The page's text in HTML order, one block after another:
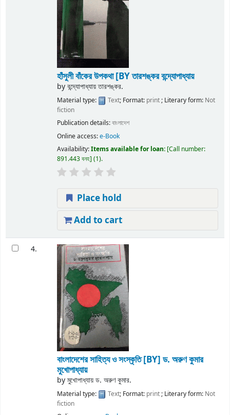
হাঁসুলী বাঁকের উপকথা[BY তারশঙ্কর বন্দ্যোপাধ্যায়
byবন্দ্যোপাধ্যায় তারশঙ্কর.
Material type: Text; Format: print; Literary form: Not
fiction
Publication details:বাংলাদেশ
Online access:e-Book
Availability:Items available for loan: Call number:
891.443 বনহ (1).
Place hold
Add to cart
4.
বাংলাদেশের সাহিত্য ও সংস্কৃতি[BY] ড. অরুণ কুমার
মুখোপাধ্যায়
byমুখোপাধ্যায় ড. অরুণ কুমার.
Material type: Text; Format: print; Literary form: Not
fiction